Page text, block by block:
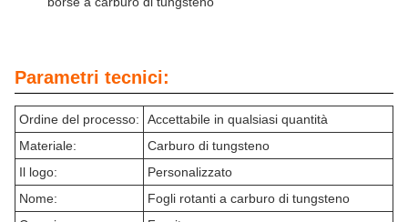
Parametri tecnici:
Ordine del processo:
Accettabile in qualsiasi quantità
Materiale:
Carburo di tungsteno
Il logo:
Personalizzato
Nome:
Fogli rotanti a carburo di tungsteno